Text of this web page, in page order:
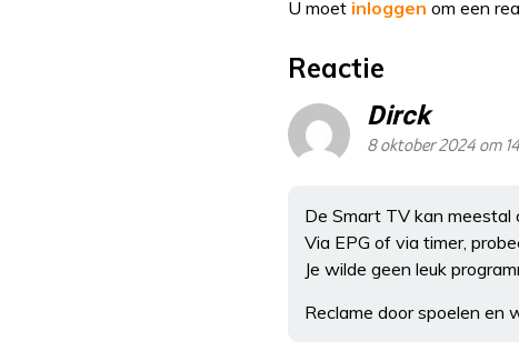
U moet inloggen om een
Reactie
Dirck
8 oktober 2024 om
De Smart TV kan meestal
Via EPG of via timer,
Je wilde geen leuk
Reclame door spoelen en